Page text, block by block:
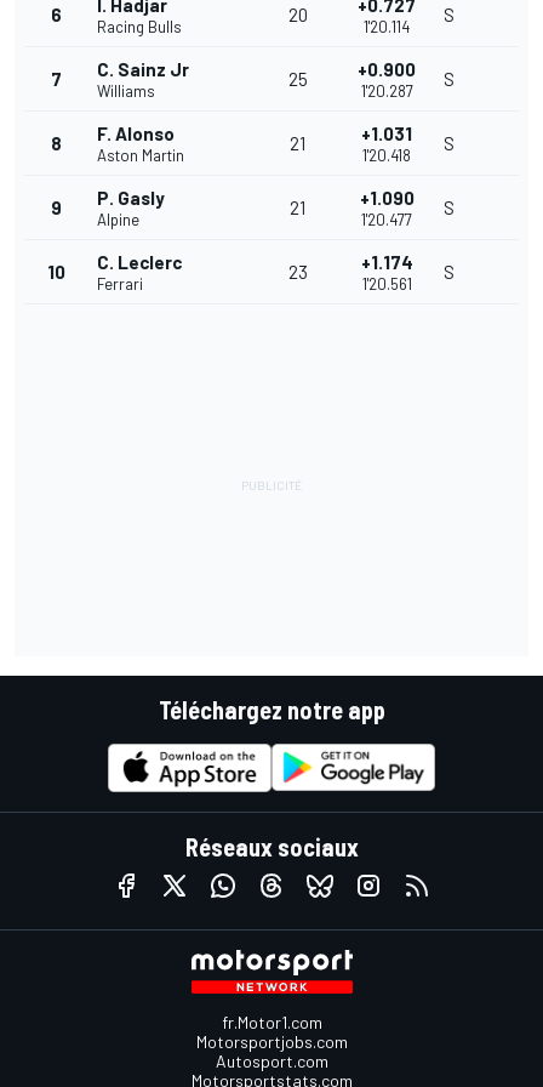
6 I. Hadjar
Racing Bulls
20 +0.727
1'20.114
S
7 C. Sainz Jr
Williams
25 +0.900
1'20.287
S
8 F. Alonso
Aston Martin
21 +1.031
1'20.418
S
9 P. Gasly
Alpine
21 +1.090
1'20.477
S
10 C. Leclerc
Ferrari
23 +1.174
1'20.561
S
Téléchargez notre app
Réseaux sociaux
fr.Motor1.com
Motorsportjobs.com
Autosport.com
Motorsportstats.com